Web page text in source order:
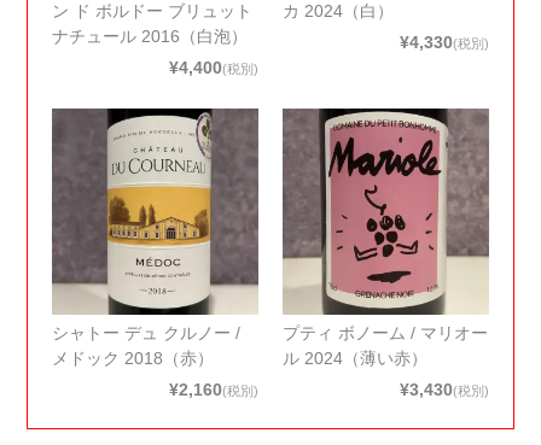
ン ド ボルドー ブリュット
ナチュール 2016（白泡）
¥4,400(税別)
カ 2024（白）
¥4,330(税別)
シャトー デュ クルノー /
メドック 2018（赤）
¥2,160(税別)
プティ ボノーム / マリオー
ル 2024（薄い赤）
¥3,430(税別)